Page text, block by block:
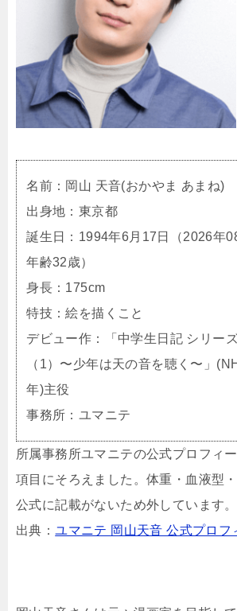
名前：岡山 天音(おかやま あまね)
出身地：東京都
誕生日：1994年6月17日（2026年
年齢32歳）
身長：175cm
特技：絵を描くこと
デビュー作：「中学生日記 シリー
（1）〜少年は天の音を聴く〜」
年)主役
事務所：ユマニテ
所属事務所ユマニテの公式プロフィ
項目にそろえました。体重・血液型
公式に記載がないため外しています。
出典：ユマニテ 岡山天音 公式プロフ